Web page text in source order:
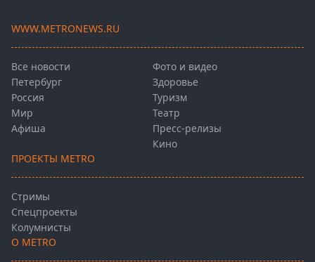
WWW.METRONEWS.RU
Все новости
Петербург
Россия
Мир
Афиша
Фото и видео
Здоровье
Туризм
Театр
Пресс-релизы
Кино
ПРОЕКТЫ METRO
Стримы
Спецпроекты
Колумнисты
О METRO